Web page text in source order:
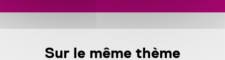
Sur le même thème